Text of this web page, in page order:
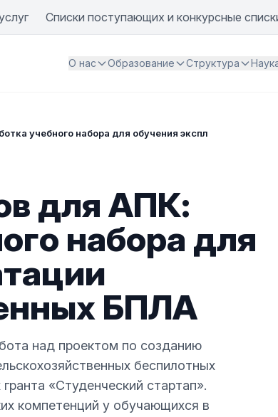
Списки поступающих и конкурсные
О нас Образование Структура
учебного набора для обучения эксплуатации
для АПК:
набора для
БПЛА
над проектом по созданию
беспилотных
«Студенческий стартап».
компетенций у обучающихся в